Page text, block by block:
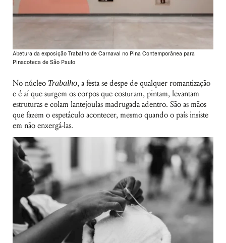
Abetura da exposição Trabalho de Carnaval no Pina Contemporânea para
Pinacoteca de São Paulo
No núcleo Trabalho, a festa se despe de qualquer romantização
e é aí que surgem os corpos que costuram, pintam, levantam
estruturas e colam lantejoulas madrugada adentro. São as mãos
que fazem o espetáculo acontecer, mesmo quando o país insiste
em não enxergá-las.